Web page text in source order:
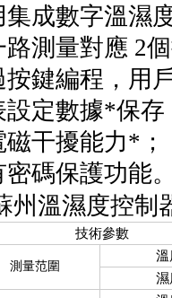
集成數字溫濕
路測量對應 2
按鍵編程，用
設定數據*保
干擾能力*；
密碼保護功能
州溫濕度控制
技術參數
測量范圍
溫
濕